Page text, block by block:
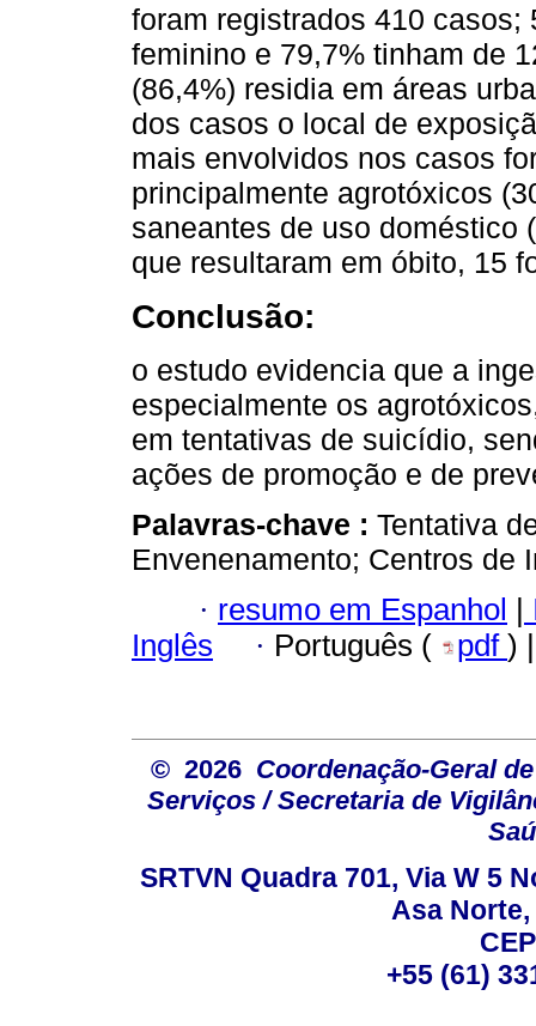
foram registrados 410
feminino e 79,7% tinham de
(86,4%) residia em áreas
dos casos o local de
mais envolvidos nos casos
principalmente agrotóxicos
saneantes de uso doméstico
que resultaram em óbito, 15
Conclusão:
o estudo evidencia que a
especialmente os
em tentativas de suicídio,
ações de promoção e de
Palavras-chave : Tentativa
Envenenamento; Centros de
· resumo em Espanhol
Inglês
· Português ( pdf )
© 2026 Coordenação-Geral
Serviços / Secretaria de
SRTVN Quadra 701, Via W 5
Asa
+55 (61)